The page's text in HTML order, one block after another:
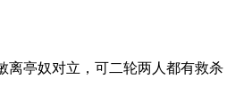
离亭奴对立，可二轮两人都有救杀